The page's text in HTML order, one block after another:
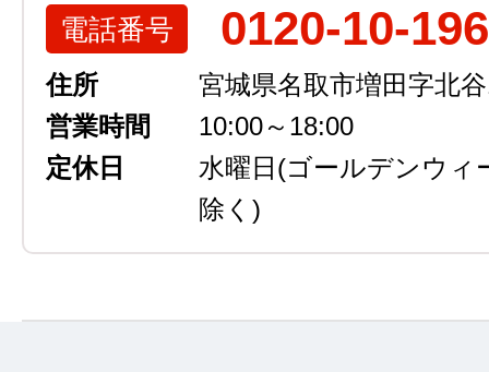
電話番号 0120-10-
住所
宮城県名取市増田字北
営業時間
10:00～18:00
定休日
水曜日 (ゴールデンウィ
除く)